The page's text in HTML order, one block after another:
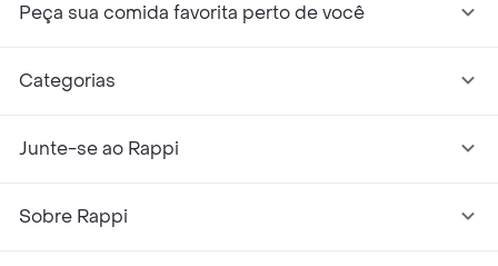
Peça sua comida favorita perto de você
Categorias
Junte-se ao Rappi
Sobre Rappi